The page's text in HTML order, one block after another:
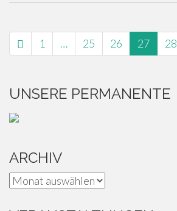
SEITENNAVIGATION
1 … 25 26 27 28
UNSERE PERMANENTE
ARCHIV
Archiv